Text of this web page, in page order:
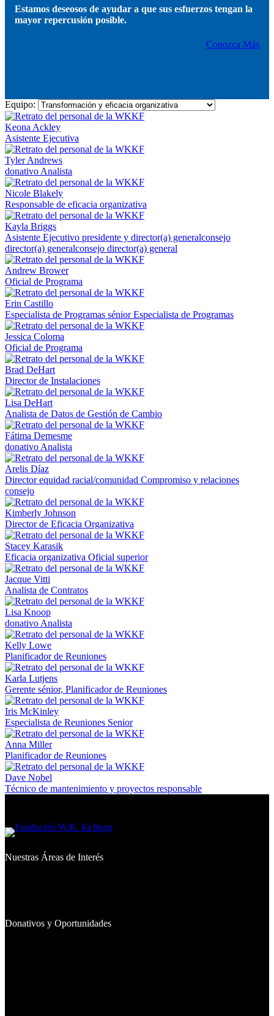
Estamos deseosos de ayudar a que sus esfuerzos tengan la
mayor repercusión posible.
Conozca Más
Equipo:
Keona Ackley
Asistente Ejecutiva
Tyler Andrews
donativo Analista
Nicole Blakely
Responsable de eficacia organizativa
Kayla Briggs
Asistente Ejecutivo presidente y director(a) generalconsejo
director(a) generalconsejo director(a) general
Andrew Brower
Oficial de Programa
Erin Castillo
Especialista de Programas sénior Especialista de Programas
Jessica Coloma
Oficial de Programa
Brad DeHart
Director de Instalaciones
Lisa DeHart
Analista de Datos de Gestión de Cambio
Fátima Demesme
donativo Analista
Arelis Díaz
Director equidad racial/comunidad Compromiso y relaciones
consejo
Kimberly Johnson
Director de Eficacia Organizativa
Stacey Karasik
Eficacia organizativa Oficial superior
Jacque Vitti
Analista de Contratos
Lisa Knoop
donativo Analista
Kelly Lowe
Planificador de Reuniones
Karla Lutjens
Gerente sénior, Planificador de Reuniones
Iris McKinley
Especialista de Reuniones Senior
Anna Miller
Planificador de Reuniones
Dave Nobel
Técnico de mantenimiento y proyectos responsable
Nuestras Áreas de Interés
Donativos y Oportunidades